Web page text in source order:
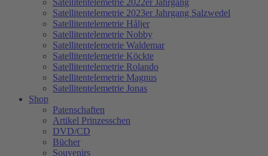
Satellitentelemetrie 2023er Jahrgang Salzwedel
Satellitentelemetrie Håljer
Satellitentelemetrie Nobby
Satellitentelemetrie Waldemar
Satellitentelemetrie Köckte
Satellitentelemetrie Rolando
Satellitentelemetrie Magnus
Satellitentelemetrie Jonas
Shop
Patenschaften
Artikel Prinzesschen
DVD/CD
Bücher
Souvenirs